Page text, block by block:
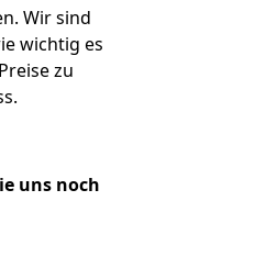
Wir sind
wichtig es
zu
uns noch